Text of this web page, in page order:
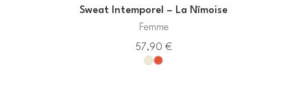
Sweat Intemporel – La Nîmoise
Femme
57,90 €